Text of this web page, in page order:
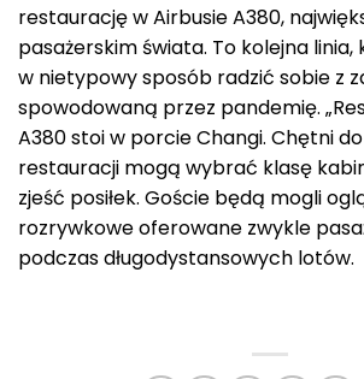
restaurację w Airbusie A380,
pasażerskim świata. To kolejna
w nietypowy sposób radzić sobie z
spowodowaną przez pandemię.
A380 stoi w porcie Changi. Chętni
restauracji mogą wybrać klasę
zjeść posiłek. Goście będą mogli
rozrywkowe oferowane zwykle
podczas długodystansowych lotów.